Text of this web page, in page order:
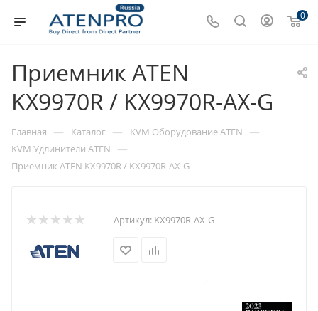
0
Приемник ATEN
KX9970R / KX9970R-AX-G
Главная — Каталог — KVM Оборудование ATEN —
KVM Удлинители ATEN —
Приемник ATEN KX9970R / KX9970R-AX-G
Артикул: KX9970R-AX-G